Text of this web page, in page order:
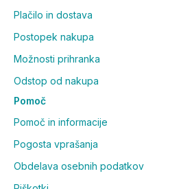
Plačilo in dostava
Postopek nakupa
Možnosti prihranka
Odstop od nakupa
Pomoč
Pomoč in informacije
Pogosta vprašanja
Obdelava osebnih podatkov